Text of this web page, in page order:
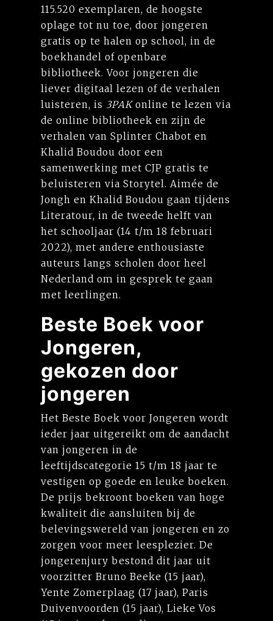
115.520 exemplaren, de hoogste
oplage tot nu toe, door jongeren
gratis op te halen op school, in de
boekhandel of openbare
bibliotheek. Voor jongeren die
liever digitaal lezen of de verhalen
luisteren, is 3PAKonline te lezen via
de online bibliotheek en zijn de
verhalen van Splinter Chabot en
Khalid Boudou door een
samenwerking met CJP gratis te
beluisteren via Storytel. Aimée de
Jongh en Khalid Boudou gaan tijdens
Literatour, in de tweede helft van
het schooljaar (14 t/m 18 februari
2022), met andere enthousiaste
auteurs langs scholen door heel
Nederland om in gesprek te gaan
met leerlingen.
Beste Boek voor
Jongeren,
gekozen door
jongeren
Het Beste Boek voor Jongeren wordt
ieder jaar uitgereikt om de aandacht
van jongeren in de
leeftijdscategorie 15 t/m 18 jaar te
vestigen op goede en leuke boeken.
De prijs bekroont boeken van hoge
kwaliteit die aansluiten bij de
belevingswereld van jongeren en zo
zorgen voor meer leesplezier. De
jongerenjury bestond dit jaar uit
voorzitter Bruno Beeke (15 jaar),
Yente Zomerplaag (17 jaar), Paris
Duivenvoorden (15 jaar), Lieke Vos